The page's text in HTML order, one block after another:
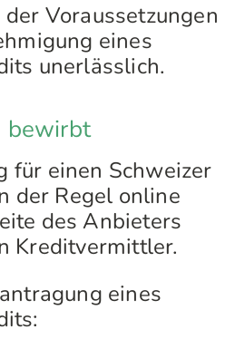
Voraussetzungen
eines
unerlässlich.
bewirbt
für einen Schweizer
der Regel online
des Anbieters
Kreditvermittler.
eines